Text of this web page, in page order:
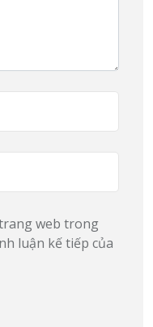
web trong
luận kế tiếp của